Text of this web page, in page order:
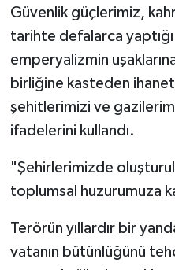
Güvenlik güçlerimiz,
tarihte defalarca
emperyalizmin
birliğine kasteden
şehitlerimizi ve
ifadelerini kullandı.
"Şehirlerimizde
toplumsal huzurumuza
Terörün yıllardır bir
vatanın bütünlüğünü